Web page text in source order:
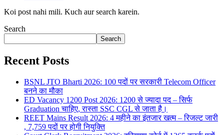
Koi post nahi mili. Kuch aur search karein.
Search
Search
Recent Posts
BSNL JTO Bharti 2026: 100 पदों पर सरकारी Telecom Officer
बनने का मौका
ED Vacancy 1200 Post 2026: 1200 से ज्यादा पद – सिर्फ
Graduation चाहिए, रास्ता SSC CGL से जाता है।
REET Mains Result 2026: 4 महीने का इंतजार खत्म – रिजल्ट जारी
, 7,759 पदों पर होगी नियुक्ति